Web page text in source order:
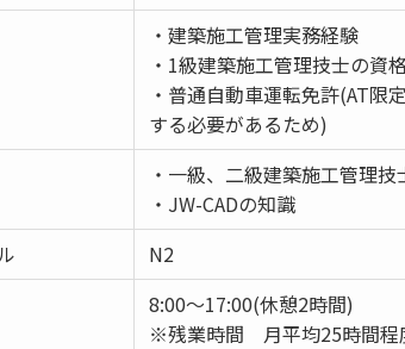
・建築施工管理実務経験
・1級建築施工管理技士の資
・普通自動車運転免許(AT
する必要があるため)
・一級、二級建築施工管理技
・JW-CADの知識
N2
8:00～17:00(休憩2時間)
※残業時間 月平均25時間程